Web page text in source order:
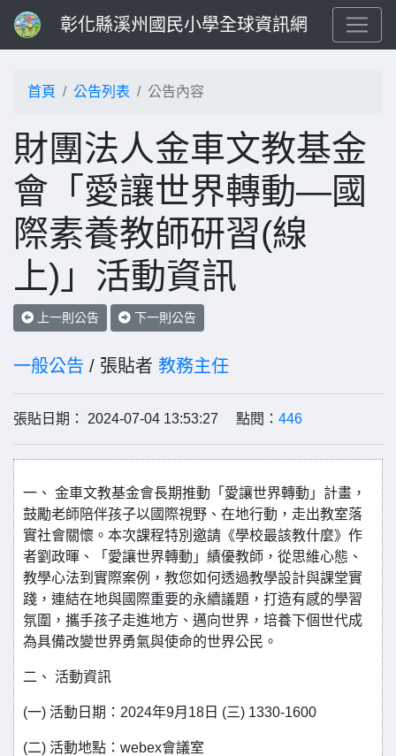
彰化縣溪州國民小學全球資訊網
首頁 公告列表 公告內容
財團法人金車文教基金
會「愛讓世界轉動—國
際素養教師研習(線
上)」活動資訊
上一則公告 下一則公告
一般公告 / 張貼者 教務主任
張貼日期： 2024-07-04 13:53:27 點閱： 446
一、 金車文教基金會長期推動「愛讓世界轉動」計畫，
鼓勵老師陪伴孩子以國際視野、在地行動，走出教室落
實社會關懷。本次課程特別邀請《學校最該教什麼》作
者劉政暉、「愛讓世界轉動」績優教師，從思維心態、
教學心法到實際案例，教您如何透過教學設計與課堂實
踐，連結在地與國際重要的永續議題，打造有感的學習
氛圍，攜手孩子走進地方、邁向世界，培養下個世代成
為具備改變世界勇氣與使命的世界公民。
二、 活動資訊
(一) 活動日期：2024年9月18日 (三) 1330-1600
(二) 活動地點：webex會議室